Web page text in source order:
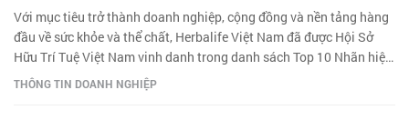
Với mục tiêu trở thành doanh nghiệp, cộng đồng và nền tảng hàng
đầu về sức khỏe và thể chất, Herbalife Việt Nam đã được Hội Sở
Hữu Trí Tuệ Việt Nam vinh danh trong danh sách Top 10 Nhãn hiệu
Nổi tiếng Việt Nam năm 2026.
THÔNG TIN DOANH NGHIỆP